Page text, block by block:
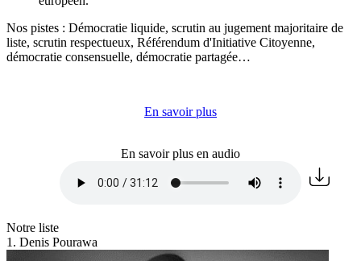
Nos pistes : Démocratie liquide, scrutin au jugement majoritaire de
liste, scrutin respectueux, Référendum d'Initiative Citoyenne,
démocratie consensuelle, démocratie partagée…
En savoir plus
En savoir plus en audio
Notre liste
1. Denis Pourawa